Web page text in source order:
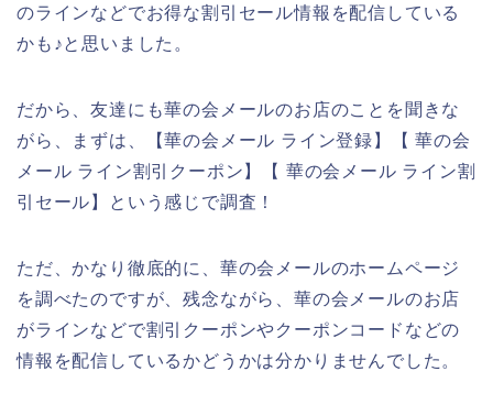
のラインなどでお得な割引セール情報を配信している
かも♪と思いました。
だから、友達にも華の会メールのお店のことを聞きな
がら、まずは、【華の会メール ライン登録】【 華の会
メール ライン割引クーポン】【 華の会メール ライン割
引セール】という感じで調査！
ただ、かなり徹底的に、華の会メールのホームページ
を調べたのですが、残念ながら、華の会メールのお店
がラインなどで割引クーポンやクーポンコードなどの
情報を配信しているかどうかは分かりませんでした。